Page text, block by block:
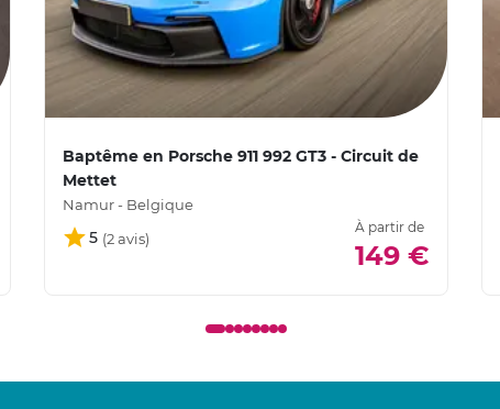
Baptême en Porsche 911 992 GT3 - Circuit de
Mettet
Namur - Belgique
5
À partir de
149 €